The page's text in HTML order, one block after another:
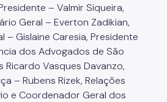
– Valmir Siqueira,
Geral – Everton Zadikian,
– Gislaine Caresia, Presidente
dos Advogados de São
Ricardo Vasques Davanzo,
– Rubens Rizek, Relações
e Coordenador Geral dos